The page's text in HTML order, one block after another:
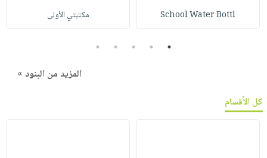
School Water Bottl مكتبتي الأولى
1
2
3
4
5
المزيد من البنود »
كل الأقسام